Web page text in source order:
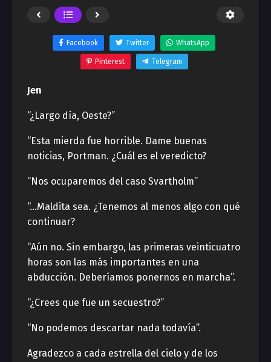
Facebook Twitter WhatsApp
Pinterest Telegram
Jen
“¿Largo día, Oeste?”
“Esta mierda fue horrible. Dame buenas
noticias, Portman. ¿Cuál es el veredicto?
“Nos ocuparemos del caso Svartholm”
“…Maldita sea. ¿Tenemos al menos algo con qué
continuar?
“Aún no. Sin embargo, las primeras veinticuatro
horas son las más importantes en una
abducción. Deberíamos ponernos en marcha”.
“¿Crees que fue un secuestro?”
“No podemos descartar nada todavía”.
Agradezco a cada estrella del cielo y de los